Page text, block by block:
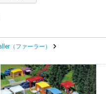
（ファーラー）